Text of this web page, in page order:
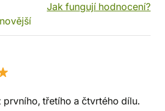
Jak fungují hodnocení?
třetího a čtvrtého dílu.